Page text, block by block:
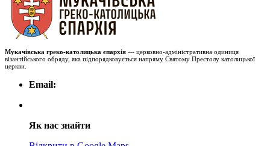
Мукачівська греко-католицька єпархія — церковно-адміністративна одиниця
візантійського обряду, яка підпорядковується напряму Святому Престолу католицької
церкви.
Email:
Як нас знайти